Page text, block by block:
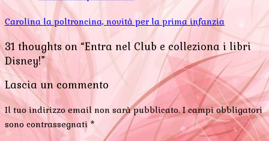
Carolina la poltroncina, novità per la prima infanzia
31 thoughts on “Entra nel Club e colleziona i libri
Disney!”
Lascia un commento
Il tuo indirizzo email non sarà pubblicato. I campi obbligatori
sono contrassegnati *